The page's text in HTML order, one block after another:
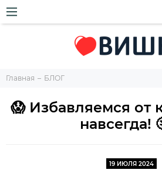
Главная БЛОГ
😱 Избавляемся от
навсегда!
19 ИЮЛЯ 2024